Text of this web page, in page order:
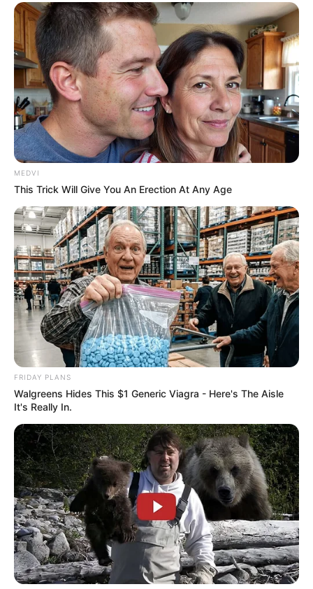
MEDVI
This Trick Will Give You An Erection At Any Age
FRIDAY PLANS
Walgreens Hides This $1 Generic Viagra - Here's The Aisle
It's Really In.